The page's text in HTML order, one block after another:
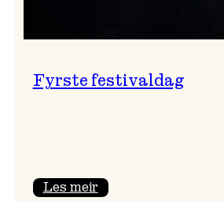
Fyrste festivaldag
Les meir: